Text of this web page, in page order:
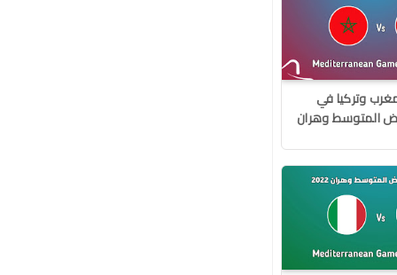
وتركيا في
المتوسط وهران